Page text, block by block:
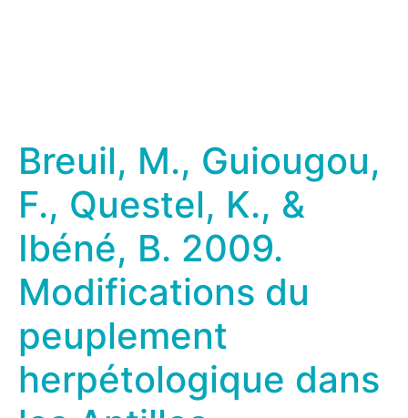
Breuil, M., Guiougou,
F., Questel, K., &
Ibéné, B. 2009.
Modifications du
peuplement
herpétologique dans